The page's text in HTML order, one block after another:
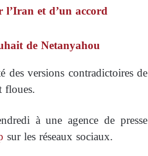
et d’un accord
de Netanyahou
des versions contradictoires de
floues.
à une agence de presse
sur les réseaux sociaux.